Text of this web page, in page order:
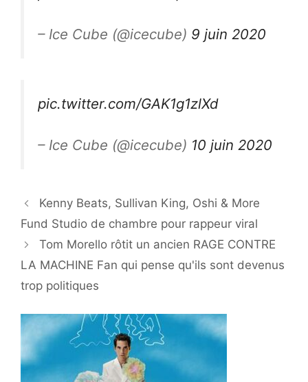
– Ice Cube (@icecube) 9 juin 2020
pic.twitter.com/GAK1g1zlXd
– Ice Cube (@icecube) 10 juin 2020
Kenny Beats, Sullivan King, Oshi & More
Fund Studio de chambre pour rappeur viral
Tom Morello rôtit un ancien RAGE CONTRE
LA MACHINE Fan qui pense qu'ils sont devenus
trop politiques